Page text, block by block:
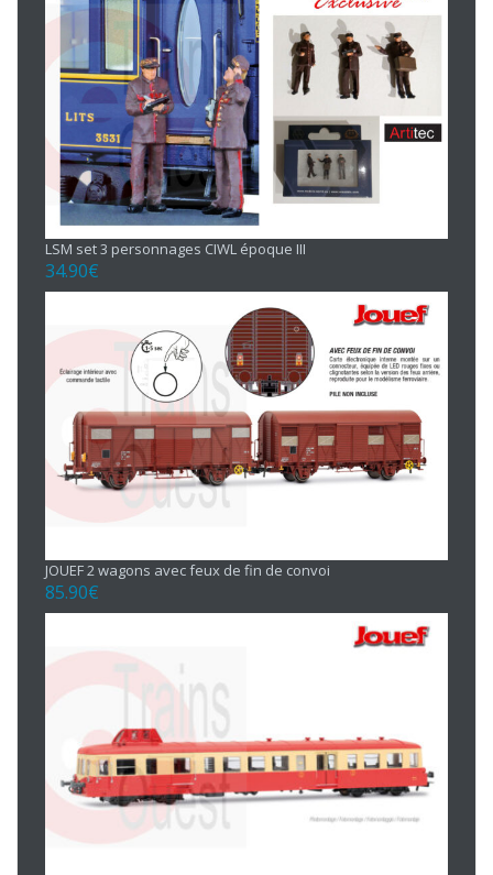
LSM set 3 personnages CIWL époque III
34.90€
JOUEF 2 wagons avec feux de fin de convoi
85.90€